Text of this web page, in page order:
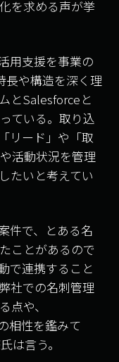
を求める声が挙
用支援を事業の
長や構造を深く理
とSalesforceと
ている。取り込
リード」や「取
活動状況を管理
たいと考えてい
件で、とある名
ことがあるので
で連携すること
社での名刺管理
点や、
相性を鑑みて
は言う。